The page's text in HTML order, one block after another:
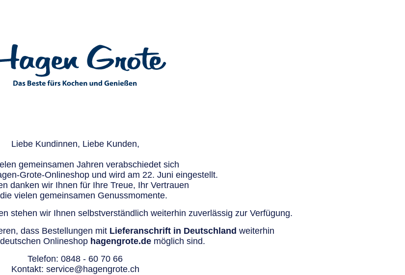
Liebe Kundinnen, Liebe Kunden,
gemeinsamen Jahren verabschiedet sich
Grote-Onlineshop und wird am 22. Juni eingestellt.
danken wir Ihnen für Ihre Treue, Ihr Vertrauen
vielen gemeinsamen Genussmomente.
stehen wir Ihnen selbstverständlich weiterhin zuverlässig zur Verfügung.
dass Bestellungen mit Lieferanschrift in Deutschland weiterhin
Onlineshop hagengrote.demöglich sind.
Telefon: 0848 - 60 70 66
Kontakt: service@hagengrote.ch